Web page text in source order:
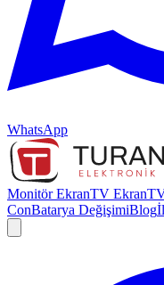
WhatsApp
Monitör EkranTV EkranTV
ConBatarya DeğişimiBlog